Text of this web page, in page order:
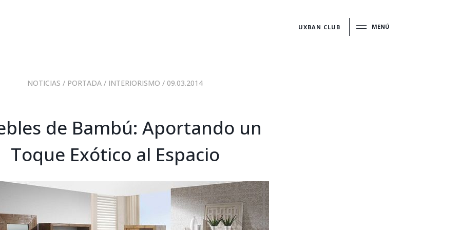
UXBAN CLUB MENÚ
NOTICIAS / PORTADA / INTERIORISMO / 09.03.2014
de Bambú: Aportando un
Toque Exótico al Espacio